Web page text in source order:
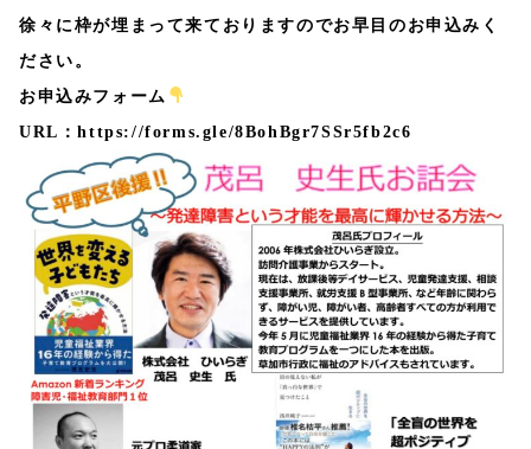
徐々に枠が埋まって来ておりますのでお早目のお申込みく
ださい。
お申込みフォーム
URL：https://forms.gle/8BohBgr7SSr5fb2c6